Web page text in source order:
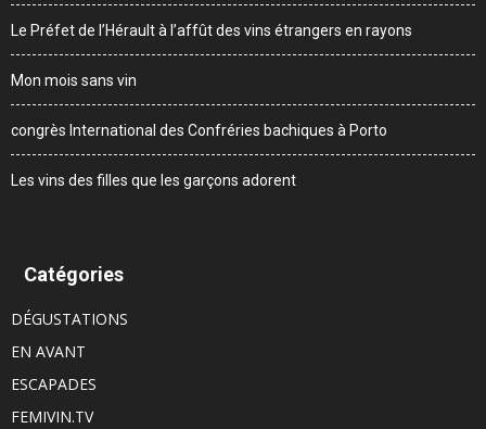
Le Préfet de l’Hérault à l’affût des vins étrangers en rayons
Mon mois sans vin
congrès International des Confréries bachiques à Porto
Les vins des filles que les garçons adorent
Catégories
DÉGUSTATIONS
EN AVANT
ESCAPADES
FEMIVIN.TV